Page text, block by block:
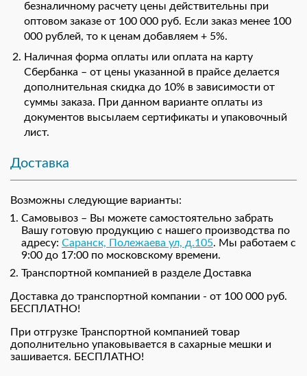
безналичному расчету цены действительны при
оптовом заказе от 100 000 руб. Если заказ менее 100
000 рублей, то к ценам добавляем + 5%.
Наличная форма оплаты или оплата на карту
Сбербанка – от цены указанной в прайсе делается
дополнительная скидка до 10% в зависимости от
суммы заказа. При данном варианте оплаты из
документов высылаем сертификаты и упаковочный
лист.
Доставка
Возможны следующие варианты:
Самовывоз – Вы можете самостоятельно забрать
Вашу готовую продукцию с нашего производства по
адресу: Саранск, Полежаева ул, д.105. Мы работаем с
9:00 до 17:00 по московскому времени.
Транспортной компанией в разделе Доставка
Доставка до транспортной компании - от 100 000 руб.
БЕСПЛАТНО!
При отгрузке Транспортной компанией товар
дополнительно упаковывается в сахарные мешки и
зашивается. БЕСПЛАТНО!